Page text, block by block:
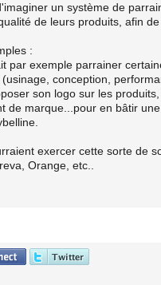
un système de
de leurs produits, afin
:
par exemple parrainer
conception,
son logo sur les
de marque...pour en bâtir
exercer cette sorte de
Orange, etc..